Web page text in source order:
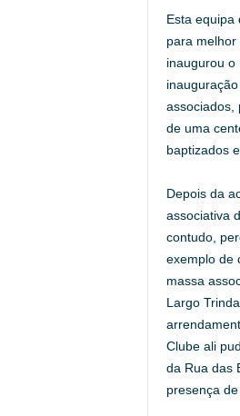
Esta equipa
para
inaugurou o
associados,
de uma
baptizados
Depois da
associativa
contudo,
exemplo de
massa
Largo
Clube ali
da Rua das
presença